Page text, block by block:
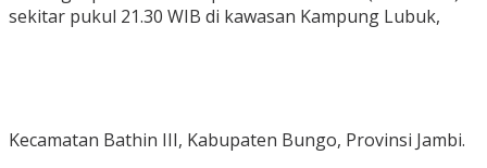
sekitar pukul 21.30 WIB di kawasan Kampung Lubuk,
Kecamatan Bathin III, Kabupaten Bungo, Provinsi Jambi.